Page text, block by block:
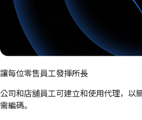
讓每位零售員工發揮所長
公司和店舖員工可建立和使用代理，以
需編碼。